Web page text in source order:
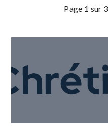
Page 1 sur 3